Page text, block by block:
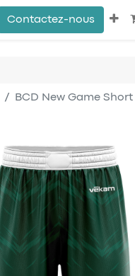
Contactez-nous
BCD New Game